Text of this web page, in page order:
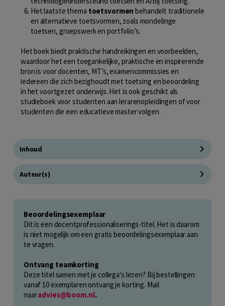
Het laatste thema toetsvormen behandelt traditionele
en alternatieve toetsvormen, zoals mondelinge
toetsen, groepswerk en portfolio’s.
Het boek biedt praktische handreikingen en voorbeelden,
waardoor het een toegankelijke, praktische en inspirerende
bron is voor docenten, MT’s, examencommissies en
iedereen die zich bezighoudt met toetsing en beoordeling
in het voortgezet onderwijs. Het is ook geschikt als
studieboek voor studenten aan lerarenopleidingen of voor
studenten die een educatieve master volgen.
Inhoud
Auteur(s)
Beoordelingsexemplaar
Dit is een docentprofessionaliserings-titel. Het is daarom
is niet mogelijk om een gratis beoordelingsexemplaar aan
te vragen.
Ontvang teamkorting
Deze titel samen met je collega's lezen? Bij bestellingen
vanaf 10 exemplaren ontvang je korting. Mail
naaradvies@boom.nl.